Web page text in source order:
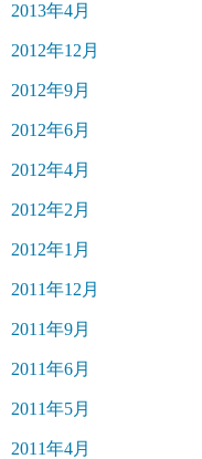
2013年4月
2012年12月
2012年9月
2012年6月
2012年4月
2012年2月
2012年1月
2011年12月
2011年9月
2011年6月
2011年5月
2011年4月